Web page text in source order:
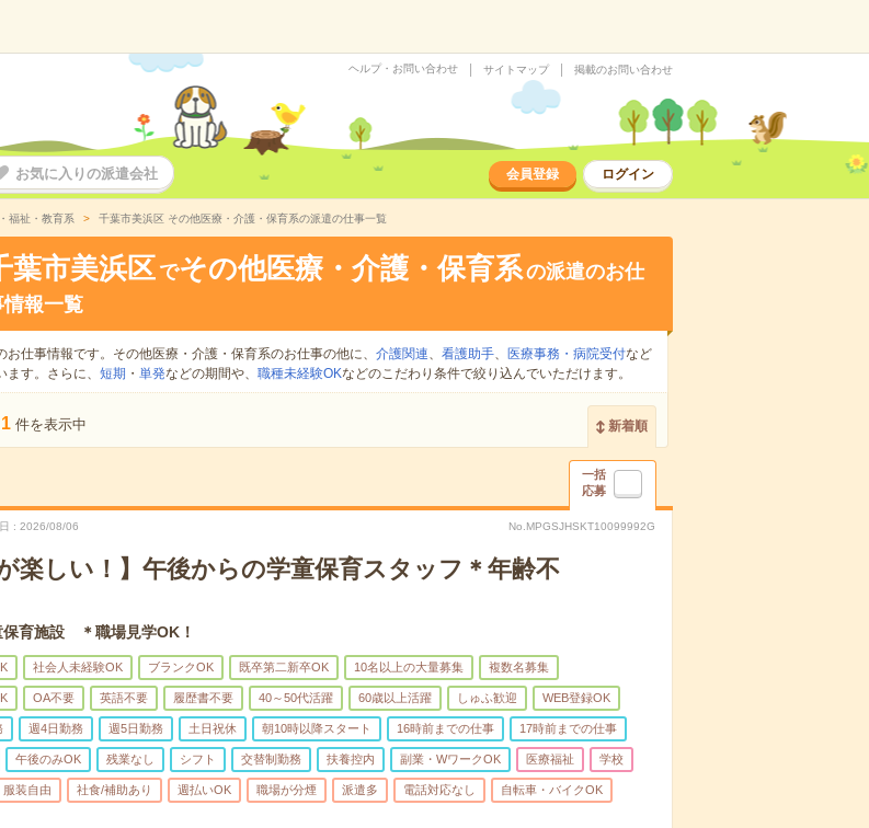
ヘルプ・お問い合わせ サイトマップ 掲載のお問い合わせ
お気に入りの派遣会社 会員登録 ログイン
福祉・教育系 千葉市美浜区 その他医療・介護・保育系の派遣の仕事一覧
葉市美浜区 でその他医療・介護・保育系の派遣のお仕
情報一覧
お仕事情報です。その他医療・介護・保育系のお仕事の他に、 介護関連、 看護助手、 医療事務・病院受付など
す。さらに、 短期 ・ 単発などの期間や、 職種未経験OKなどのこだわり条件で絞り込んでいただけます。
1 件を表示中 新着順
一括
応募
2026/08/06 No.MPGSJHSKT10099992G
が楽しい！】午後からの学童保育スタッフ＊年齢不
保育施設 ＊職場見学OK！
社会人未経験OK ブランクOK 既卒第二新卒OK 10名以上の大量募集 複数名募集
OA不要 英語不要 履歴書不要 40～50代活躍 60歳以上活躍 しゅふ歓迎 WEB登録OK
週4日勤務 週5日勤務 土日祝休 朝10時以降スタート 16時前までの仕事 17時前までの仕事
午後のみOK 残業なし シフト 交替制勤務 扶養控内 副業・WワークOK 医療福祉 学校
服装自由 社食/補助あり 週払いOK 職場が分煙 派遣多 電話対応なし 自転車・バイクOK